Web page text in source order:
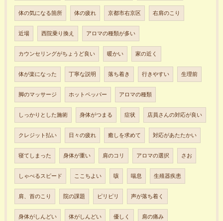
体の気になる箇所 体の疲れ 京都市右京区 右肩のこり
近場 西院乗り換え アロマの種類が多い
カウンセリングがちょうど良い 暖かい 家の近く
体が楽になった 丁寧な説明 落ち着き 行きやすい 生理前
脚のマッサージ ホットペッパー アロマの種類
しっかりとした施術 身体がつまる 症状 店員さんの対応が良い
クレジット払い 日々の疲れ 癒しを求めて 対応があたたかい
寝てしまった 身体が重い 肩のコリ アロマの選択 さお
しゃべるスピード ここちよい 咳 喘息 生殖器疾患
肩、首のこり 院の課題 ピリピリ 声が落ち着く
身体がしんどい 体がしんどい 優しく 肩の痛み